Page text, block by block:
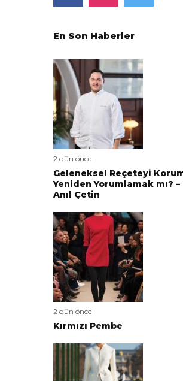
En Son Haberler
2 gün önce
Geleneksel Reçeteyi
Yeniden Yorumlamak mı? –
Anıl Çetin
2 gün önce
Kırmızı Pembe